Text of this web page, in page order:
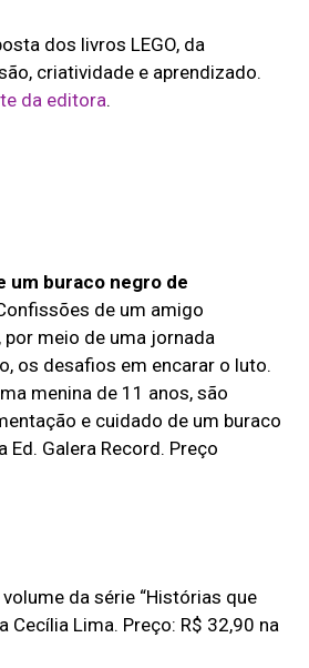
dos livros LEGO, da
criatividade e aprendizado.
da editora.
um buraco negro de
de um amigo
por meio de uma jornada
os desafios em encarar o luto.
menina de 11 anos, são
e cuidado de um buraco
Galera Record. Preço
da série “Histórias que
Cecília Lima. Preço: R$ 32,90 na